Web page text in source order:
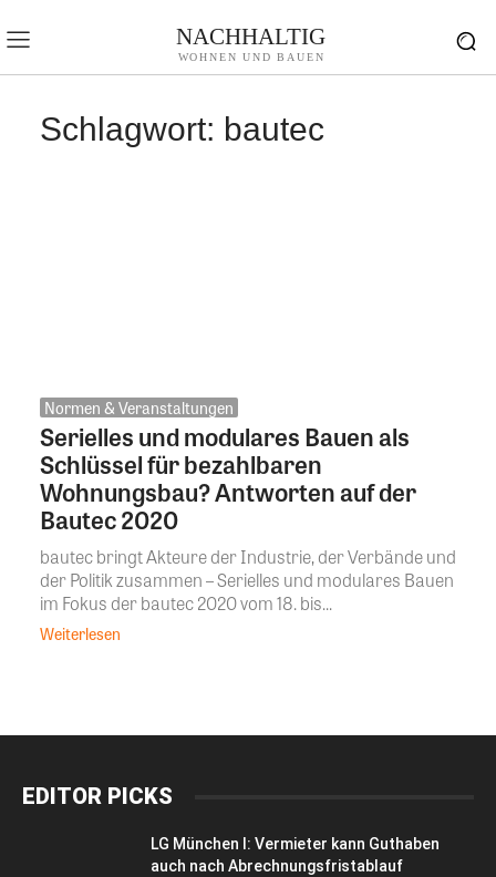
NACHHALTIG
WOHNEN UND BAUEN
Schlagwort: bautec
Normen & Veranstaltungen
Serielles und modulares Bauen als
Schlüssel für bezahlbaren
Wohnungsbau? Antworten auf der
Bautec 2020
bautec bringt Akteure der Industrie, der Verbände und
der Politik zusammen – Serielles und modulares Bauen
im Fokus der bautec 2020 vom 18. bis...
Weiterlesen
EDITOR PICKS
LG München I: Vermieter kann Guthaben
auch nach Abrechnungsfristablauf